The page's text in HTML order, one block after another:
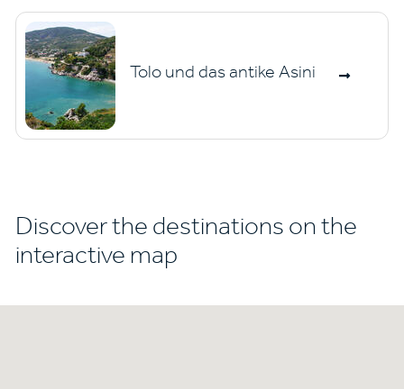
Tolo und das antike Asini
Discover the destinations on the
interactive map